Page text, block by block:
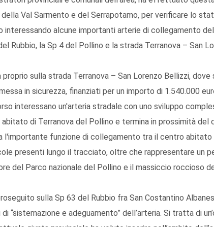
Val Sarmento e del Serrapotamo, per verificare lo
interessando alcune importanti arterie di collegamento
Rubbio, la Sp 4 del Pollino e la strada Terranova – San
sulla strada Terranova – San Lorenzo Bellizzi, dove
in sicurezza, finanziati per un importo di 1.540.000
interessano un'arteria stradale con uno sviluppo
di Terranova del Pollino e termina in prossimità del
l'importante funzione di collegamento tra il centro abitato
presenti lungo il tracciato, oltre che rappresentare un
del Parco nazionale del Pollino e il massiccio roccioso
sulla Sp 63 del Rubbio fra San Costantino
“sistemazione e adeguamento” dell’arteria. Si tratta di